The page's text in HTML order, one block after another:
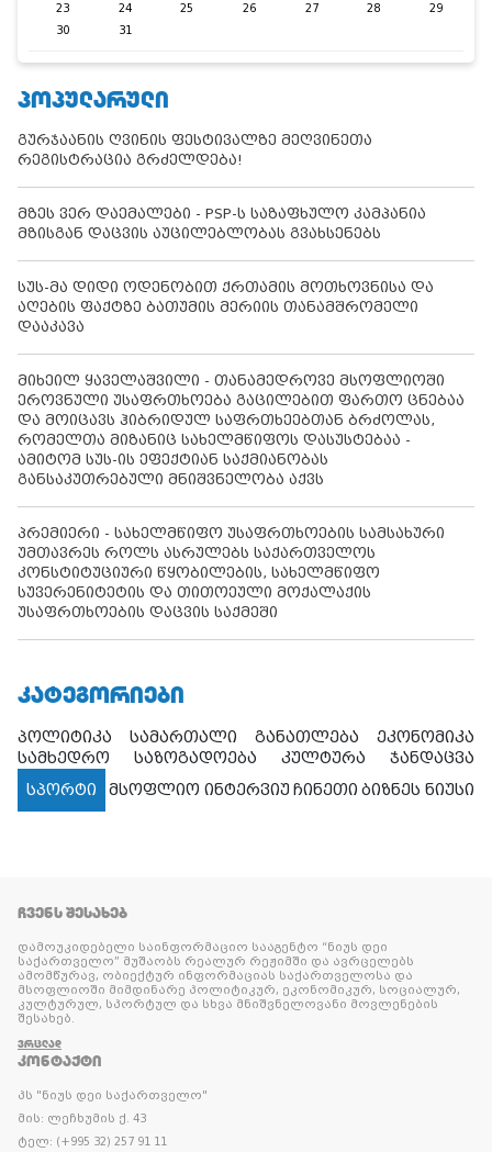
23
24 25 26 27 28
29
30
31
ᲞᲝᲞᲣᲚᲐᲠᲣᲚᲘ
გურჯაანის ღვინის ფესტივალზე მეღვინეთა
რეგისტრაცია გრძელდება!
მზეს ვერ დაემალები - PSP-ს საზაფხულო კამპანია
მზისგან დაცვის აუცილებლობას გვახსენებს
სუს-მა დიდი ოდენობით ქრთამის მოთხოვნისა და
აღების ფაქტზე ბათუმის მერიის თანამშრომელი
დააკავა
მიხეილ ყაველაშვილი - თანამედროვე მსოფლიოში
ეროვნული უსაფრთხოება გაცილებით ფართო ცნებაა
და მოიცავს ჰიბრიდულ საფრთხეებთან ბრძოლას,
რომელთა მიზანიც სახელმწიფოს დასუსტებაა -
ამიტომ სუს-ის ეფექტიან საქმიანობას
განსაკუთრებული მნიშვნელობა აქვს
პრემიერი - სახელმწიფო უსაფრთხოების სამსახური
უმთავრეს როლს ასრულებს საქართველოს
კონსტიტუციური წყობილების, სახელმწიფო
სუვერენიტეტის და თითოეული მოქალაქის
უსაფრთხოების დაცვის საქმეში
ᲙᲐᲢᲔᲒᲝᲠᲘᲔᲑᲘ
პოლიტიკა სამართალი განათლება
ეკონომიკა
სამხედრო
საზოგადოება კულტურა
ჯანდაცვა
სპორტი
მსოფლიო ინტერვიუ ჩინეთი ბიზნეს ნიუსი
ᲩᲕᲔᲜᲡ ᲨᲔᲡᲐᲮᲔᲑ
დამოუკიდებელი საინფორმაციო სააგენტო “ნიუს დეი
საქართველო” მუშაობს რეალურ რეჟიმში და ავრცელებს
ამომწურავ, ობიექტურ ინფორმაციას საქართველოსა და
მსოფლიოში მიმდინარე პოლიტიკურ, ეკონომიკურ, სოციალურ,
კულტურულ, სპორტულ და სხვა მნიშვნელოვანი მოვლენების
შესახებ.
ᲕᲠᲪᲚᲐᲓ
ᲙᲝᲜᲢᲐᲥᲢᲘ
პს "ნიუს დეი საქართველო"
მის: ლეჩხუმის ქ. 43
ტელ: (+995 32) 257 91 11